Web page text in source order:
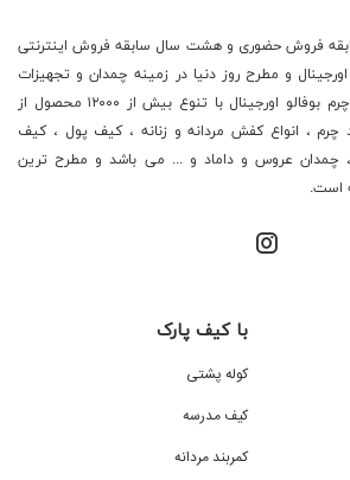
فروش حضوری و هشت سال سابقه فروش اینترنتی
و مطرح روز دنیا در زمینه چمدان و تجهیزات
سفر و همچنین نمایندگی چرم بوفالو اورجینال با تنوع بیش از ۱۲۰۰۰ محصول از
، انواع کفش مردانه و زنانه ، کیف پول ، کیف
عروس و داماد و ... می باشد و مطرح ترین
است.
با کیف پارک
کوله پشتی
کیف مدرسه
کمربند مردانه